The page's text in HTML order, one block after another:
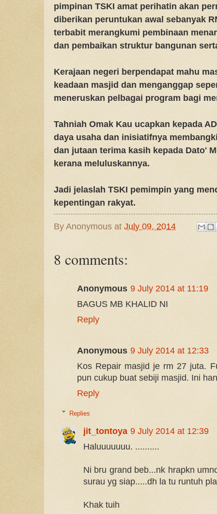
pimpinan TSKI amat perihatin akan
diberikan peruntukan awal sebanyak
terbabit merangkumi pembinaan
dan pembaikan struktur bangunan
Kerajaan negeri berpendapat mahu
keadaan masjid dan menganggap
meneruskan pelbagai program bagi
Tahniah Omak Kau ucapkan kepada
daya usaha dan inisiatifnya
dan jutaan terima kasih kepada Dato'
kerana meluluskannya.
Jadi jelaslah TSKI pemimpin yang
kepentingan rakyat.
By Anonymous at July 09, 2014
8 comments:
Anonymous 9 July 2014 at 11:19
BAGUS MB KHALID NI
Reply
Anonymous 9 July 2014 at 12:33
Kos Repair masjid je rm 27 juta.
pun cukup buat sebiji masjid. Ini
Reply
Replies
jit_tontoya 9 July 2014 at 12:39
Haluuuuuuu. ..........
Ni bru grand beb...nk hrapkn
surau yg siap.....dh la tu runtuh
Khak tuih